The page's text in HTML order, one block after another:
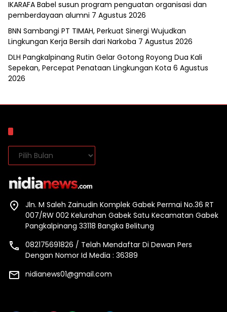
IKARAFA Babel susun program penguatan organisasi dan
pemberdayaan alumni 7 Agustus 2026
BNN Sambangi PT TIMAH, Perkuat Sinergi Wujudkan
Lingkungan Kerja Bersih dari Narkoba 7 Agustus 2026
DLH Pangkalpinang Rutin Gelar Gotong Royong Dua Kali
Sepekan, Percepat Penataan Lingkungan Kota 6 Agustus
2026
Arsip
Jln. M Saleh Zainudin Komplek Gabek Permai No.36 RT
007/RW 002 Kelurahan Gabek Satu Kecamatan Gabek
Pangkalpinang 33118 Bangka Belitung
082175691826 / Telah Mendaftar Di Dewan Pers
Dengan Nomor Id Media : 36389
nidianews01@gmail.com